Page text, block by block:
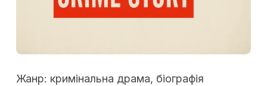
Жанр: кримінальна драма, біографія